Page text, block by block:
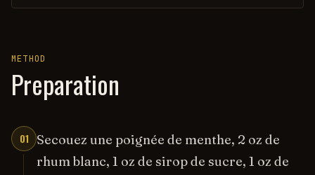
METHOD
Preparation
01
Secouez une poignée de menthe, 2 oz de
rhum blanc, 1 oz de sirop de sucre, 1 oz de